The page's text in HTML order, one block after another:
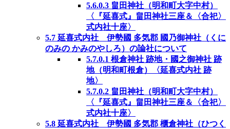
5.6.0.3 畠田神社（明和町大字中村）
〈『延喜式』畠田神社三座＆〈合祀〉
式内社十座〉
5.7 延喜式内社 伊勢國 多気郡 國乃御神社（くに
のみの かみのやしろ）の論社について
5.7.0.1 根倉神社 跡地・國之御神社 跡
地（明和町根倉）〈延喜式内社 跡
地〉
5.7.0.2 畠田神社（明和町大字中村）
〈『延喜式』畠田神社三座＆〈合祀〉
式内社十座〉
5.8 延喜式内社 伊勢國 多気郡 櫃倉神社（ひつく